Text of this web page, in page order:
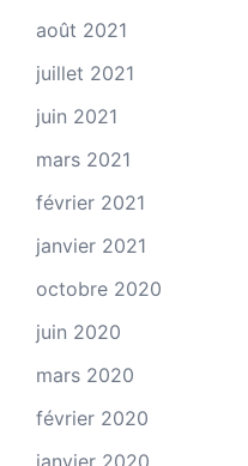
août 2021
juillet 2021
juin 2021
mars 2021
février 2021
janvier 2021
octobre 2020
juin 2020
mars 2020
février 2020
janvier 2020